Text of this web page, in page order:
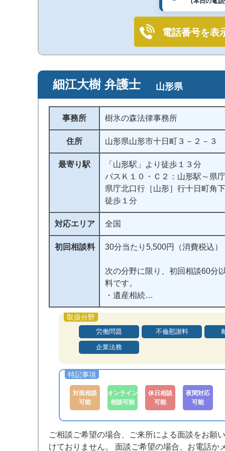
電話番号を表
細江大樹 弁護士 山形県
事務所 樹氷の森法律事務所
住所 山形県山形市十日町３－２－３
最寄り駅
「山形駅」より徒歩１３分
バスＫ１０・Ｃ２：山形駅～県
県庁北口行［山形］行十日町
徒歩１分
対応エリア 全国
初回相談料 30分当たり5,500円（消費税込）
次の分野に限り、初回相談60分
料です。
・遺産相続
・交通事故
生）
・離婚、不貞
・インターネット上の誹謗中傷
被害、著作権侵害
労働問題 不倫慰謝料
企業法務
対面相談
可能
オンライン
相談可能
休日相談
可能
夜間対応
可能
ご相談ご希望の場合、ご来所による面談をお願
けておりません。 面談ご希望の場合、お電話